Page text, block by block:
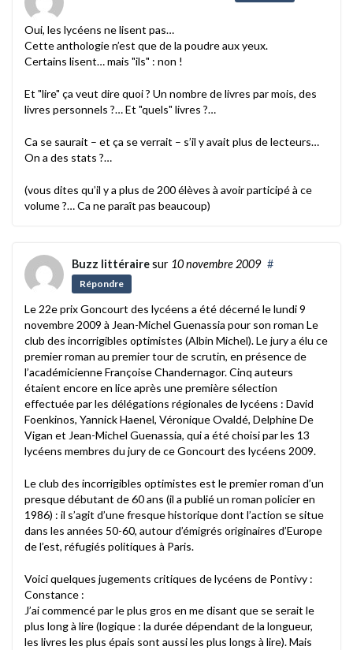
Oui, les lycéens ne lisent pas…
Cette anthologie n’est que de la poudre aux yeux.
Certains lisent… mais "ils" : non !
Et "lire" ça veut dire quoi ? Un nombre de livres par mois, des
livres personnels ?… Et "quels" livres ?…
Ca se saurait – et ça se verrait – s’il y avait plus de lecteurs…
On a des stats ?…
(vous dites qu’il y a plus de 200 élèves à avoir participé à ce
volume ?… Ca ne paraît pas beaucoup)
Buzz littérairesur 10 novembre 2009 #
Répondre
Le 22e prix Goncourt des lycéens a été décerné le lundi 9
novembre 2009 à Jean-Michel Guenassia pour son roman Le
club des incorrigibles optimistes (Albin Michel). Le jury a élu ce
premier roman au premier tour de scrutin, en présence de
l’académicienne Françoise Chandernagor. Cinq auteurs
étaient encore en lice après une première sélection
effectuée par les délégations régionales de lycéens : David
Foenkinos, Yannick Haenel, Véronique Ovaldé, Delphine De
Vigan et Jean-Michel Guenassia, qui a été choisi par les 13
lycéens membres du jury de ce Goncourt des lycéens 2009.
Le club des incorrigibles optimistes est le premier roman d’un
presque débutant de 60 ans (il a publié un roman policier en
1986) : il s’agit d’une fresque historique dont l’action se situe
dans les années 50-60, autour d’émigrés originaires d’Europe
de l’est, réfugiés politiques à Paris.
Voici quelques jugements critiques de lycéens de Pontivy :
Constance :
J’ai commencé par le plus gros en me disant que se serait le
plus long à lire (logique : la durée dépendant de la longueur,
les livres les plus épais sont aussi les plus longs à lire). Mais